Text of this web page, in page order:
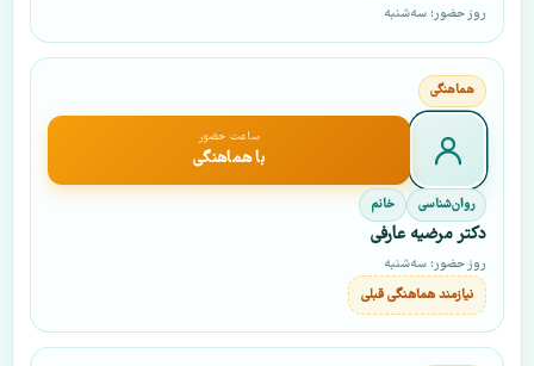
روز حضور: سه‌شنبه
ساعت حضور
با هماهنگی
روان‌شناسی خانم
دکتر مرضیه عارفی
روز حضور: سه‌شنبه
نیازمند هماهنگی قبلی